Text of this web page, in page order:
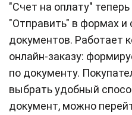
"Счет на оплату"
"Отправить" в формах и
документов. Работает
онлайн-заказу:
по документу.
выбрать удобный
документ, можно